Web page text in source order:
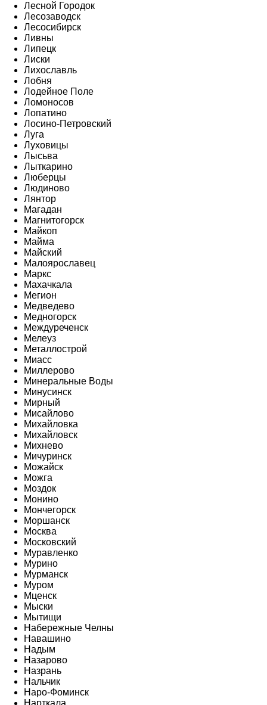
Лесной Городок
Лесозаводск
Лесосибирск
Ливны
Липецк
Лиски
Лихославль
Лобня
Лодейное Поле
Ломоносов
Лопатино
Лосино-Петровский
Луга
Луховицы
Лысьва
Лыткарино
Люберцы
Людиново
Лянтор
Магадан
Магнитогорск
Майкоп
Майма
Майский
Малоярославец
Маркс
Махачкала
Мегион
Медведево
Медногорск
Междуреченск
Мелеуз
Металлострой
Миасс
Миллерово
Минеральные Воды
Минусинск
Мирный
Мисайлово
Михайловка
Михайловск
Михнево
Мичуринск
Можайск
Можга
Моздок
Монино
Мончегорск
Моршанск
Москва
Московский
Муравленко
Мурино
Мурманск
Муром
Мценск
Мыски
Мытищи
Набережные Челны
Навашино
Надым
Назарово
Назрань
Нальчик
Наро-Фоминск
Нарткала